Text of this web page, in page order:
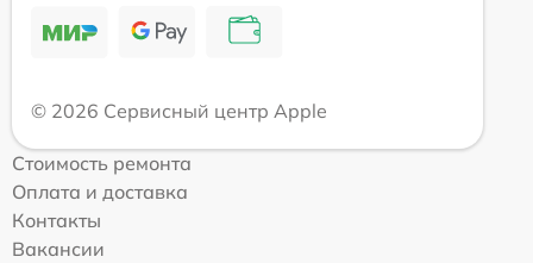
© 2026 Сервисный центр Apple
Стоимость ремонта
Оплата и доставка
Контакты
Вакансии